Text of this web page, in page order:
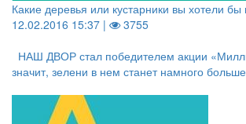
Какие деревья или кустарники вы хотели бы
12.02.2016 15:37 |
3755
НАШ ДВОР стал победителем акции
значит, зелени в нем станет намного